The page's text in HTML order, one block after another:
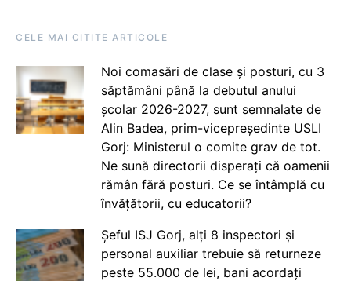
CELE MAI CITITE ARTICOLE
Noi comasări de clase și posturi, cu 3
săptămâni până la debutul anului
școlar 2026-2027, sunt semnalate de
Alin Badea, prim-vicepreședinte USLI
Gorj: Ministerul o comite grav de tot.
Ne sună directorii disperați că oamenii
rămân fără posturi. Ce se întâmplă cu
învățătorii, cu educatorii?
Șeful ISJ Gorj, alți 8 inspectori și
personal auxiliar trebuie să returneze
peste 55.000 de lei, bani acordați